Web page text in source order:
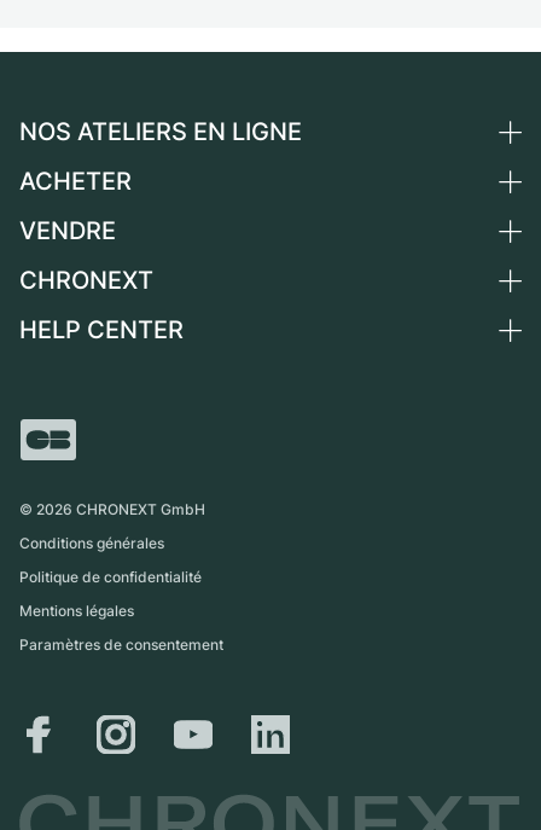
NOS ATELIERS EN LIGNE
Allemagne
Suisse
France
International
ACHETER
Toutes les montres de luxe
Independent Brands
VENDRE
Vendre une montre
CHRONEXT
Qui sommes-nous ?
Magazine
HELP CENTER
Retrait sur place
© 2026 CHRONEXT GmbH
Conditions générales
Politique de confidentialité
Mentions légales
Paramètres de consentement